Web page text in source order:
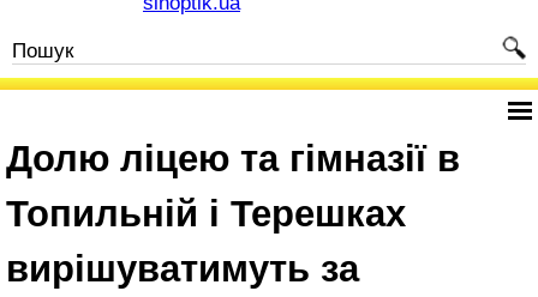
Долю ліцею та гімназії в
Топильній і Терешках
вирішуватимуть за